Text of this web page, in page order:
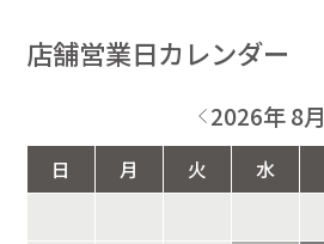
店舗営業日カレンダー
2026年 8月
日 月 火 水